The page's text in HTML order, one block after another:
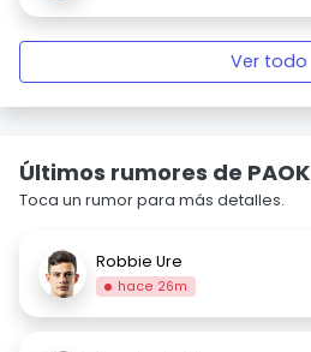
Ver todo
Últimos rumores de PAOK
Toca un rumor para más detalles.
Robbie Ure
hace 26m